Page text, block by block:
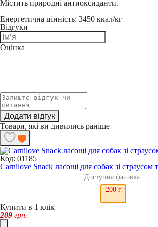
Містить природні антиоксиданти.
Енергетична цінність: 3450 ккал/кг
Відгуки
Оцінка
Додати відгук
Товари, які ви дивились раніше
Код: 01185
Carnilove Snack ласощі для собак зі
Доступна фасовка:
200 г
Купити в 1 клік
209 грн.